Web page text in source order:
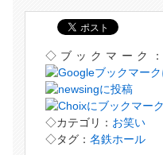
◇ブックマーク：
◇カテゴリ： お笑い
◇タグ： 名鉄ホール